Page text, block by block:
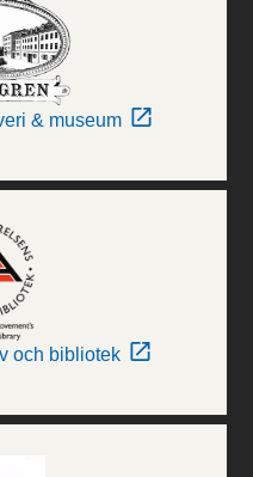
& museum
och bibliotek